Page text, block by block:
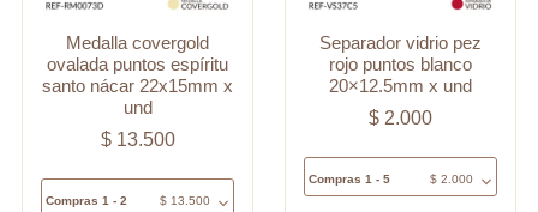
Medalla covergold
ovalada puntos espíritu
santo nácar 22x15mm x
und
$13.500
Compras 1 - 2 $13.500
Separador vidrio pez
rojo puntos blanco
20×12.5mm x und
$ 2.000
Compras 1 - 5 $2.000